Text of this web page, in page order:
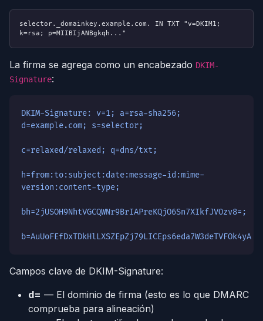
selector._domainkey.example.com. IN TXT "v=DKIM1;
k=rsa; p=MIIBIjANBgkqh..."
La firma se agrega como un encabezado DKIM-
Signature:
DKIM-Signature: v=1; a=rsa-sha256;
d=example.com; s=selector;
c=relaxed/relaxed; q=dns/txt;
h=from:to:subject:date:message-id:mime-
version:content-type;
bh=2jUSOH9NhtVGCQWNr9BrIAPreKQjO6Sn7XIkfJVOzv8=;
Campos clave de DKIM-Signature:
d= — El dominio de firma (esto es lo que DMARC
comprueba para alineación)